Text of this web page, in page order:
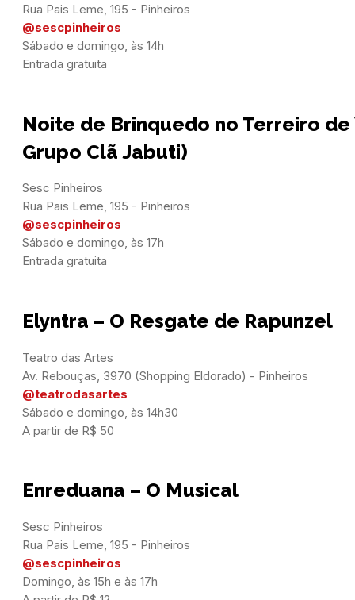
@sescpinheiros
Sábado e domingo, às 14h
Entrada gratuita
Noite de Brinquedo no Terreiro de
Grupo Clã Jabuti)
Sesc Pinheiros
@sescpinheiros
Sábado e domingo, às 17h
Entrada gratuita
Elyntra – O Resgate de Rapunzel
Teatro das Artes
@teatrodasartes
Sábado e domingo, às 14h30
A partir de R$ 50
Enreduana – O Musical
Sesc Pinheiros
@sescpinheiros
Domingo, às 15h e às 17h